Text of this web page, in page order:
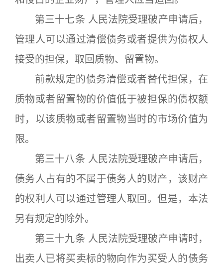
第三十七条 人民法院受理破产申请后，
管理人可以通过清偿债务或者提供为债权人
接受的担保，取回质物、留置物。
前款规定的债务清偿或者替代担保，在
质物或者留置物的价值低于被担保的债权额
时，以该质物或者留置物当时的市场价值为
限。
第三十八条 人民法院受理破产申请后，
债务人占有的不属于债务人的财产，该财产
的权利人可以通过管理人取回。但是，本法
另有规定的除外。
第三十九条 人民法院受理破产申请时，
出卖人已将买卖标的物向作为买受人的债务